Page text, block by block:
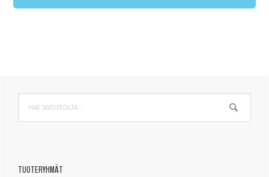
Ensisijainen
sivupalkki
sivustolta...
TUOTERYHMÄT